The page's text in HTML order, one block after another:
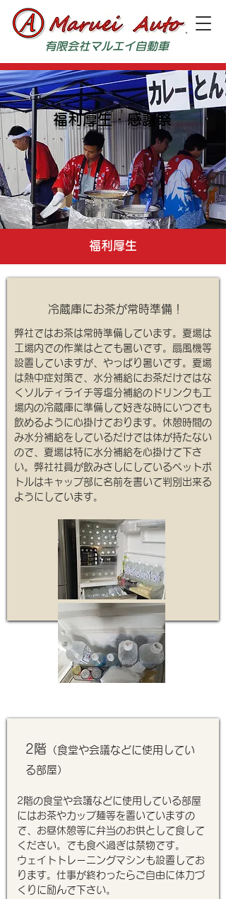
有限会社マルエイ自動車
福利厚生・感謝祭
福利厚生
冷蔵庫にお茶が常時準備！
弊社ではお茶は常時準備しています。夏場は
工場内での作業はとても暑いです。扇風機等
設置していますが、やっぱり暑いです。夏場
は熱中症対策で、水分補給にお茶だけではな
くソルティライチ等塩分補給のドリンクも工
場内の冷蔵庫に準備して好きな時にいつでも
飲めるように心掛けております。休憩時間の
み水分補給をしているだけでは体が持たない
ので、夏場は特に水分補給を心掛けて下さ
い。弊社社員が飲みさしにしているペットボ
トルはキャップ部に名前を書いて判別出来る
ようにしています。
​2階 （食堂や会議などに使用してい
る部屋）
2階の食堂や会議などに使用している部屋
にはお茶やカップ麺等を置いていますの
で、お昼休憩等に弁当のお供として食して
ください。でも食べ過ぎは禁物です。
ウェイトトレーニングマシンも設置してお
ります。仕事が終わったらご自由に体力づ
くりに励んで下さい。